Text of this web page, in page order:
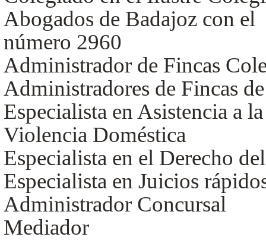
Abogados de Badajoz con el
número 2960
Administrador de Fincas
Administradores de Fincas
Especialista en Asistencia a
Violencia Doméstica
Especialista en el Derecho
Especialista en Juicios
Administrador Concursal
Mediador